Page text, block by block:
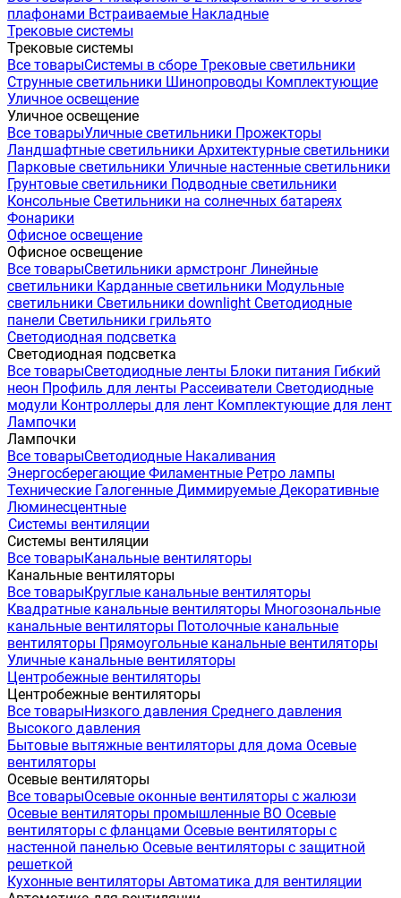
плафонами Встраиваемые Накладные
Трековые системы
Трековые системы
Все товарыСистемы в сборе Трековые светильники
Струнные светильники Шинопроводы Комплектующие
Уличное освещение
Уличное освещение
Все товарыУличные светильники Прожекторы
Ландшафтные светильники Архитектурные светильники
Парковые светильники Уличные настенные светильники
Грунтовые светильники Подводные светильники
Консольные Светильники на солнечных батареях
Фонарики
Офисное освещение
Офисное освещение
Все товарыСветильники армстронг Линейные
светильники Карданные светильники Модульные
светильники Светильники downlight Светодиодные
панели Светильники грильято
Светодиодная подсветка
Светодиодная подсветка
Все товарыСветодиодные ленты Блоки питания Гибкий
неон Профиль для ленты Рассеиватели Светодиодные
модули Контроллеры для лент Комплектующие для лент
Лампочки
Лампочки
Все товарыСветодиодные Накаливания
Энергосберегающие Филаментные Ретро лампы
Технические Галогенные Диммируемые Декоративные
Люминесцентные
Системы вентиляции
Системы вентиляции
Все товарыКанальные вентиляторы
Канальные вентиляторы
Все товарыКруглые канальные вентиляторы
Квадратные канальные вентиляторы Многозональные
канальные вентиляторы Потолочные канальные
вентиляторы Прямоугольные канальные вентиляторы
Уличные канальные вентиляторы
Центробежные вентиляторы
Центробежные вентиляторы
Все товарыНизкого давления Среднего давления
Высокого давления
Бытовые вытяжные вентиляторы для дома Осевые
вентиляторы
Осевые вентиляторы
Все товарыОсевые оконные вентиляторы с жалюзи
Осевые вентиляторы промышленные ВО Осевые
вентиляторы с фланцами Осевые вентиляторы с
настенной панелью Осевые вентиляторы с защитной
решеткой
Кухонные вентиляторы Автоматика для вентиляции